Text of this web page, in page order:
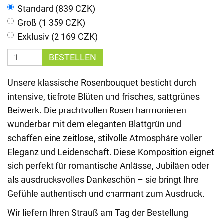
Standard (839 CZK)
Groß (1 359 CZK)
Exklusiv (2 169 CZK)
BESTELLEN
Unsere klassische Rosenbouquet besticht durch
intensive, tiefrote Blüten und frisches, sattgrünes
Beiwerk. Die prachtvollen Rosen harmonieren
wunderbar mit dem eleganten Blattgrün und
schaffen eine zeitlose, stilvolle Atmosphäre voller
Eleganz und Leidenschaft. Diese Komposition eignet
sich perfekt für romantische Anlässe, Jubiläen oder
als ausdrucksvolles Dankeschön – sie bringt Ihre
Gefühle authentisch und charmant zum Ausdruck.
Wir liefern Ihren Strauß am Tag der Bestellung